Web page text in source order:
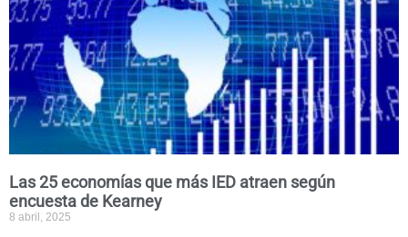
Las 25 economías que más IED atraen según
encuesta de Kearney
8 abril, 2025